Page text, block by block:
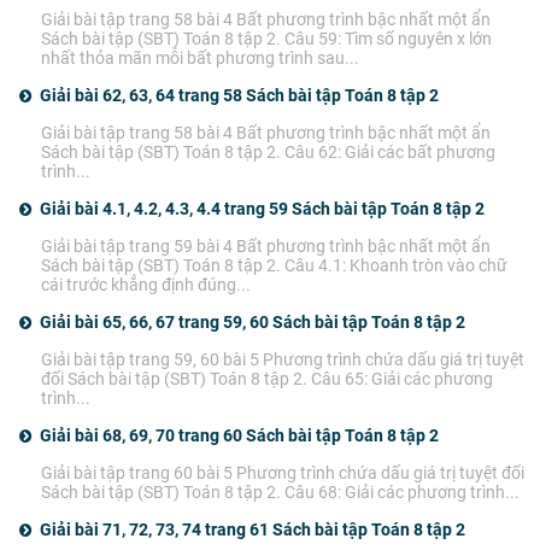
Giải bài tập trang 58 bài 4 Bất phương trình bậc nhất một ẩn
Sách bài tập (SBT) Toán 8 tập 2. Câu 59: Tìm số nguyên x lớn
nhất thỏa mãn mỗi bất phương trình sau...
Giải bài 62, 63, 64 trang 58 Sách bài tập Toán 8 tập 2
Giải bài tập trang 58 bài 4 Bất phương trình bậc nhất một ẩn
Sách bài tập (SBT) Toán 8 tập 2. Câu 62: Giải các bất phương
trình...
Giải bài 4.1, 4.2, 4.3, 4.4 trang 59 Sách bài tập Toán 8 tập 2
Giải bài tập trang 59 bài 4 Bất phương trình bậc nhất một ẩn
Sách bài tập (SBT) Toán 8 tập 2. Câu 4.1: Khoanh tròn vào chữ
cái trước khẳng định đúng...
Giải bài 65, 66, 67 trang 59, 60 Sách bài tập Toán 8 tập 2
Giải bài tập trang 59, 60 bài 5 Phương trình chứa dấu giá trị tuyệt
đối Sách bài tập (SBT) Toán 8 tập 2. Câu 65: Giải các phương
trình...
Giải bài 68, 69, 70 trang 60 Sách bài tập Toán 8 tập 2
Giải bài tập trang 60 bài 5 Phương trình chứa dấu giá trị tuyệt đối
Sách bài tập (SBT) Toán 8 tập 2. Câu 68: Giải các phương trình...
Giải bài 71, 72, 73, 74 trang 61 Sách bài tập Toán 8 tập 2